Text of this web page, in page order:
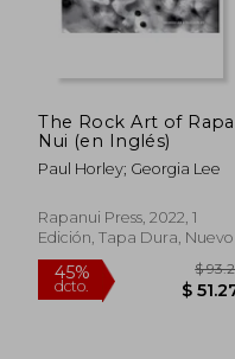
The Rock Art of Rapa
Nui (en Inglés)
Paul Horley; Georgia Lee
Rapanui Press, 2022, 1
Edición, Tapa Dura, Nuevo